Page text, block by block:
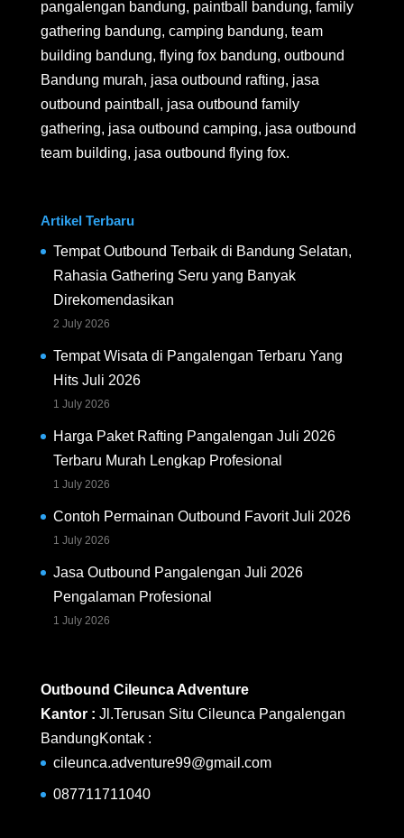
pangalengan bandung, paintball bandung, family
gathering bandung, camping bandung, team
building bandung, flying fox bandung, outbound
Bandung murah, jasa outbound rafting, jasa
outbound paintball, jasa outbound family
gathering, jasa outbound camping, jasa outbound
team building, jasa outbound flying fox.
Artikel Terbaru
Tempat Outbound Terbaik di Bandung Selatan,
Rahasia Gathering Seru yang Banyak
Direkomendasikan
2 July 2026
Tempat Wisata di Pangalengan Terbaru Yang
Hits Juli 2026
1 July 2026
Harga Paket Rafting Pangalengan Juli 2026
Terbaru Murah Lengkap Profesional
1 July 2026
Contoh Permainan Outbound Favorit Juli 2026
1 July 2026
Jasa Outbound Pangalengan Juli 2026
Pengalaman Profesional
1 July 2026
Outbound Cileunca Adventure
Kantor : Jl.Terusan Situ Cileunca Pangalengan
BandungKontak :
cileunca.adventure99@gmail.com
087711711040